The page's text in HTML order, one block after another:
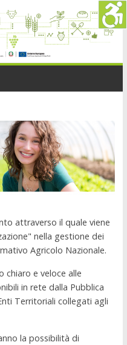
attraverso il quale viene
nella gestione dei
Agricolo Nazionale.
chiaro e veloce alle
in rete dalla Pubblica
Territoriali collegati agli
la possibilità di